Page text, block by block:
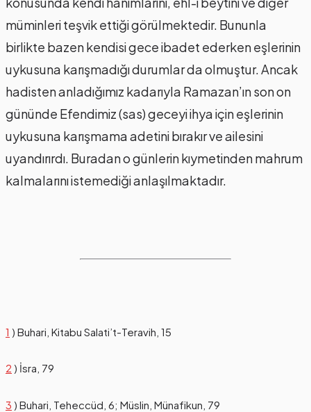
müminleri teşvik ettiği görülmektedir. Bununla
birlikte bazen kendisi gece ibadet ederken eşlerinin
uykusuna karışmadığı durumlar da olmuştur. Ancak
hadisten anladığımız kadarıyla Ramazan’ın son on
gününde Efendimiz (sas) geceyi ihya için eşlerinin
uykusuna karışmama adetini bırakır ve ailesini
uyandırırdı. Buradan o günlerin kıymetinden mahrum
kalmalarını istemediği anlaşılmaktadır.
1 ) Buhari, Kitabu Salati’t-Teravih, 15
2 ) İsra, 79
3 ) Buhari, Teheccüd, 6; Müslin, Münafikun, 79